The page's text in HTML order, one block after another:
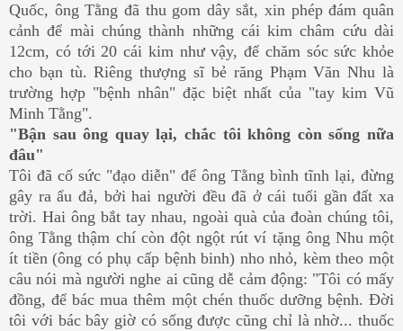
Quốc, ông Tằng đã thu gom dây sắt, xin phép đám quân
cảnh để mài chúng thành những cái kim châm cứu dài
12cm, có tới 20 cái kim như vậy, để chăm sóc sức khỏe
cho bạn tù. Riêng thượng sĩ bẻ răng Phạm Văn Nhu là
trường hợp "bệnh nhân" đặc biệt nhất của "tay kim Vũ
Minh Tằng".
"Bận sau ông quay lại, chắc tôi không còn sống nữa
đâu"
Tôi đã cố sức "đạo diễn" để ông Tằng bình tĩnh lại, đừng
gây ra ẩu đả, bởi hai người đều đã ở cái tuổi gần đất xa
trời. Hai ông bắt tay nhau, ngoài quà của đoàn chúng tôi,
ông Tằng thậm chí còn đột ngột rút ví tặng ông Nhu một
ít tiền (ông có phụ cấp bệnh binh) nho nhỏ, kèm theo một
câu nói mà người nghe ai cũng dễ cảm động: "Tôi có mấy
đồng, để bác mua thêm một chén thuốc dưỡng bệnh. Đời
tôi với bác bây giờ có sống được cũng chỉ là nhờ... thuốc